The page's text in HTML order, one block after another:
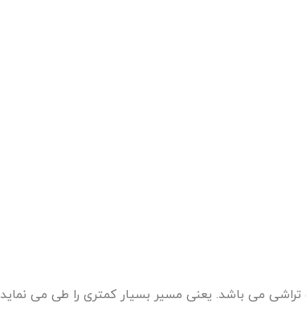
می باشد. یعنی مسیر بسیار کمتری را طی می